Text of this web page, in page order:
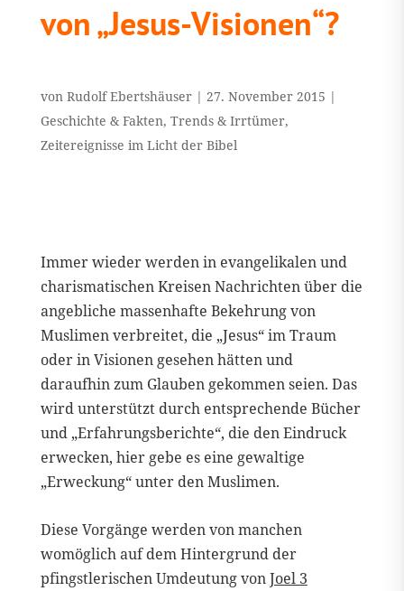
von „Jesus-Visionen“?
von Rudolf Ebertshäuser| 27. November 2015 |
Geschichte & Fakten, Trends & Irrtümer,
Zeitereignisse im Licht der Bibel
Immer wieder werden in evangelikalen und
charismatischen Kreisen Nachrichten über die
angebliche massenhafte Bekehrung von
Muslimen verbreitet, die „Jesus“ im Traum
oder in Visionen gesehen hätten und
daraufhin zum Glauben gekommen seien. Das
wird unterstützt durch entsprechende Bücher
und „Erfahrungsberichte“, die den Eindruck
erwecken, hier gebe es eine gewaltige
„Erweckung“ unter den Muslimen.
Diese Vorgänge werden von manchen
womöglich auf dem Hintergrund der
pfingstlerischen Umdeutung vonJoel 3